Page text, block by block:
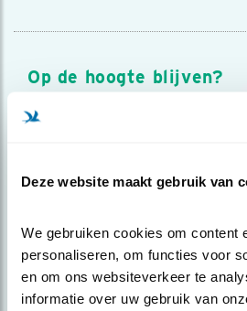
Deze website maakt gebruik van
We gebruiken cookies om content
personaliseren, om functies voor
en om ons websiteverkeer te
informatie over uw gebruik van
Op de hoogte blijven?
Meld je aan en ontvang nieuws,
over vogels en activiteiten van